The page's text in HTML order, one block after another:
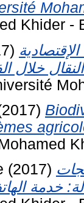
Khider -
(2017)